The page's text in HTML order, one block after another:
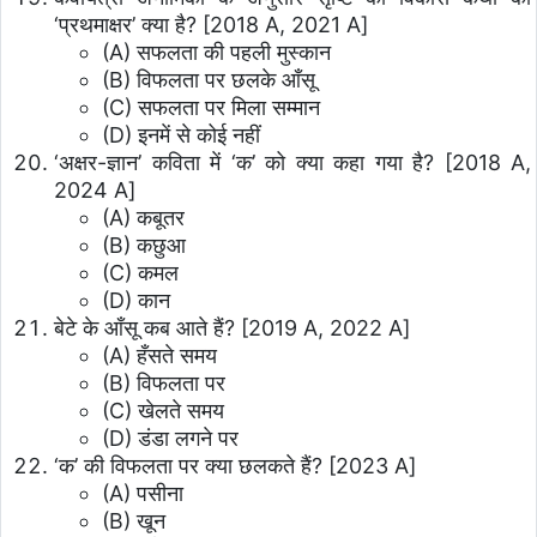
‘प्रथमाक्षर’ क्या है? [2018 A, 2021 A]
(A) सफलता की पहली मुस्कान
(B) विफलता पर छलके आँसू
(C) सफलता पर मिला सम्मान
(D) इनमें से कोई नहीं
‘अक्षर-ज्ञान’ कविता में ‘क’ को क्या कहा गया है? [2018 A,
2024 A]
(A) कबूतर
(B) कछुआ
(C) कमल
(D) कान
बेटे के आँसू कब आते हैं? [2019 A, 2022 A]
(A) हँसते समय
(B) विफलता पर
(C) खेलते समय
(D) डंडा लगने पर
‘क’ की विफलता पर क्या छलकते हैं? [2023 A]
(A) पसीना
(B) खून